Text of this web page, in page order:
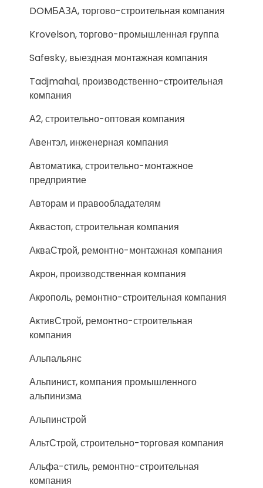
DOMБАЗА, торгово-строительная компания
Krovelson, торгово-промышленная группа
Safesky, выездная монтажная компания
Tadjmahal, производственно-строительная
компания
А2, строительно-оптовая компания
Авентэл, инженерная компания
Автоматика, строительно-монтажное
предприятие
Авторам и правообладателям
Акваcтоп, строительная компания
АкваСтрой, ремонтно-монтажная компания
Акрон, производственная компания
Акрополь, ремонтно-строительная компания
АктивСтрой, ремонтно-строительная
компания
Альпальянс
Альпинист, компания промышленного
альпинизма
Альпинстрой
АльтСтрой, строительно-торговая компания
Альфа-стиль, ремонтно-строительная
компания